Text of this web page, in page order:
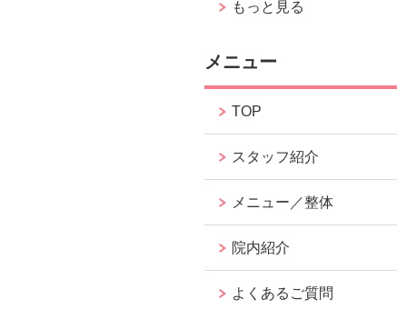
もっと見る
メニュー
TOP
スタッフ紹介
メニュー／整体
院内紹介
よくあるご質問